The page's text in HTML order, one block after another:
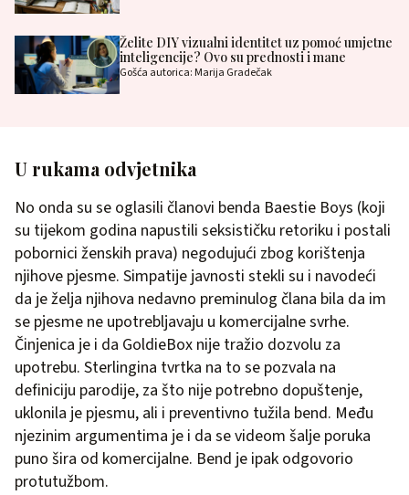
Želite DIY vizualni identitet uz pomoć umjetne
inteligencije? Ovo su prednosti i mane
Gošća autorica: Marija Gradečak
U rukama odvjetnika
No onda su se oglasili članovi benda Baestie Boys (koji
su tijekom godina napustili seksističku retoriku i postali
pobornici ženskih prava) negodujući zbog korištenja
njihove pjesme. Simpatije javnosti stekli su i navodeći
da je želja njihova nedavno preminulog člana bila da im
se pjesme ne upotrebljavaju u komercijalne svrhe.
Činjenica je i da GoldieBox nije tražio dozvolu za
upotrebu. Sterlingina tvrtka na to se pozvala na
definiciju parodije, za što nije potrebno dopuštenje,
uklonila je pjesmu, ali i preventivno tužila bend. Među
njezinim argumentima je i da se videom šalje poruka
puno šira od komercijalne. Bend je ipak odgovorio
protutužbom.